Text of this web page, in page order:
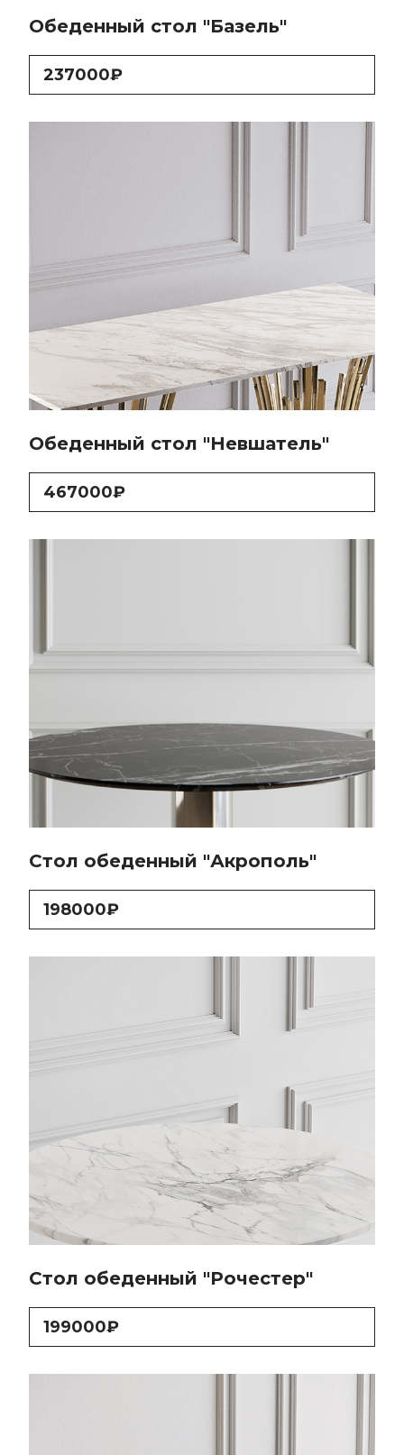
Обеденный стол "Базель"
237000₽
Обеденный стол "Невшатель"
467000₽
Стол обеденный "Акрополь"
198000₽
Стол обеденный "Рочестер"
199000₽